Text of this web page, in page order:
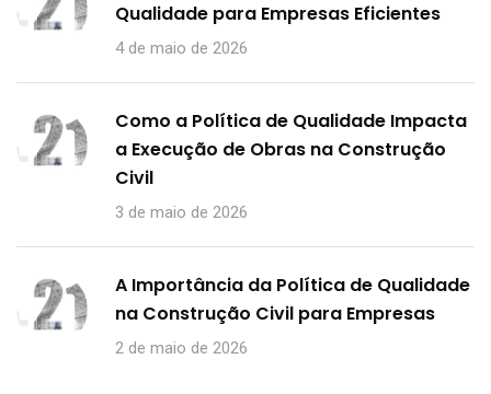
Qualidade para Empresas Eficientes
4 de maio de 2026
Como a Política de Qualidade Impacta
a Execução de Obras na Construção
Civil
3 de maio de 2026
A Importância da Política de Qualidade
na Construção Civil para Empresas
2 de maio de 2026